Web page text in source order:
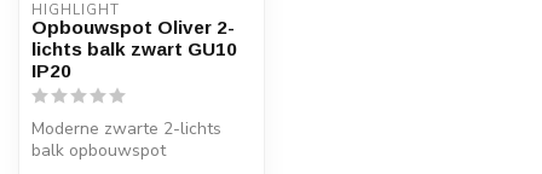
HIGHLIGHT
Opbouwspot Oliver 2-
lichts balk zwart GU10
IP20
Moderne zwarte 2-lichts
balk opbouwspot